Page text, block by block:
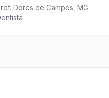
Dores de Campos, MG